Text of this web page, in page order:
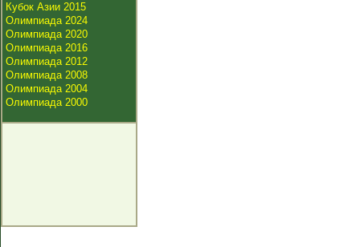
Кубок Азии 2015
Олимпиада 2024
Олимпиада 2020
Олимпиада 2016
Олимпиада 2012
Олимпиада 2008
Олимпиада 2004
Олимпиада 2000